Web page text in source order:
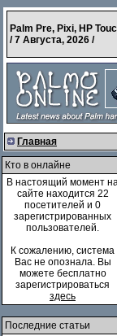
Palm Pre, Pixi, HP
/7 Августа, 2026 /
Главная
Кто в онлайне
В настоящий момент
сайте находится 22
посетителей и 0
зарегистрированных
пользователей.
К сожалению, система
Вас не опознала. Вы
можете бесплатно
зарегистрироваться
здесь
Последние статьи